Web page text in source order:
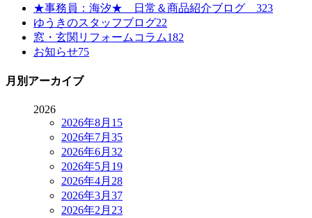
★事務員：海汐★ 日常＆商品紹介ブログ 323
ゆうきのスタッフブログ22
窓・玄関リフォームコラム182
お知らせ75
月別アーカイブ
2026
2026年8月 15
2026年7月 35
2026年6月 32
2026年5月 19
2026年4月 28
2026年3月 37
2026年2月 23